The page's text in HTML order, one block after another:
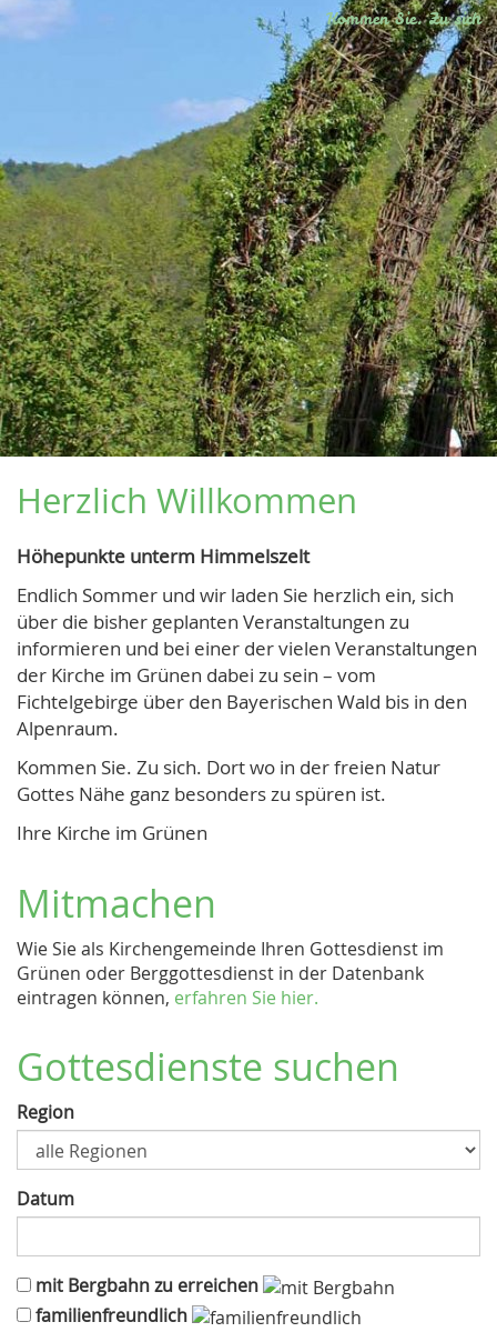
Kommen Sie. Zu sich
Herzlich Willkommen
Höhepunkte unterm Himmelszelt
Endlich Sommer und wir laden Sie herzlich ein, sich
über die bisher geplanten Veranstaltungen zu
informieren und bei einer der vielen Veranstaltungen
der Kirche im Grünen dabei zu sein – vom
Fichtelgebirge über den Bayerischen Wald bis in den
Alpenraum.
Kommen Sie. Zu sich. Dort wo in der freien Natur
Gottes Nähe ganz besonders zu spüren ist.
Ihre Kirche im Grünen
Mitmachen
Wie Sie als Kirchengemeinde Ihren Gottesdienst im
Grünen oder Berggottesdienst in der Datenbank
eintragen können, erfahren Sie hier.
Gottesdienste suchen
Region
Datum
mit Bergbahn zu erreichen
familienfreundlich